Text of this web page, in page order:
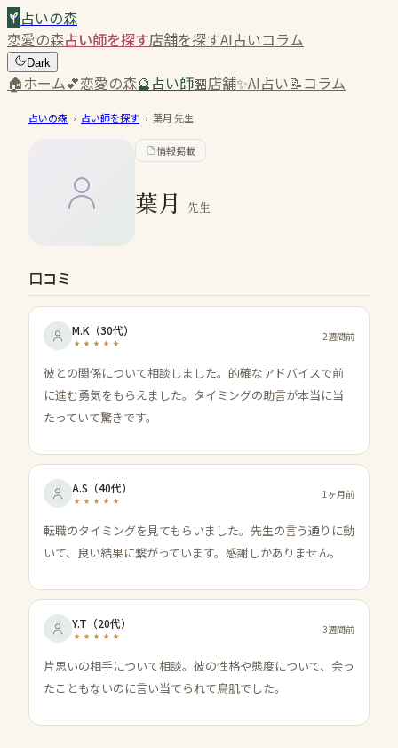
占いの森
恋愛の森占い師を探す店舗を探すAI占いコラム
Dark
🏠ホーム💕恋愛の森🔮占い師🏪店舗✨AI占い📝コラム
占いの森 › 占い師を探す › 葉月 先生
情報掲載
葉月 先生
口コミ
M.K （30代） 2週間前
彼との関係について相談しました。的確なアドバイスで前
に進む勇気をもらえました。タイミングの助言が本当に当
たっていて驚きです。
A.S （40代） 1ヶ月前
転職のタイミングを見てもらいました。先生の言う通りに動
いて、良い結果に繋がっています。感謝しかありません。
Y.T （20代） 3週間前
片思いの相手について相談。彼の性格や態度について、会っ
たこともないのに言い当てられて鳥肌でした。